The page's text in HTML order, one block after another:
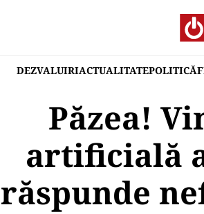
DEZVALUIRIACTUALITATEPOLITICĂ
Păzea!
artificială
răspunde